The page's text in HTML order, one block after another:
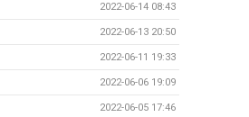
2022-06-14 08:43
2022-06-13 20:50
2022-06-11 19:33
2022-06-06 19:09
2022-06-05 17:46